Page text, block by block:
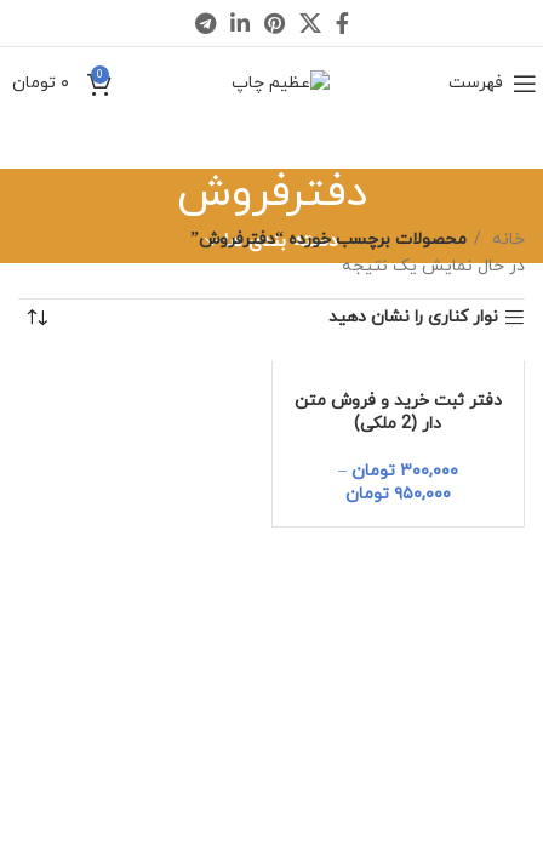
فهرست 0 ۰ تومان
دفترفروش
دسته بندی ها خانه
محصولات برچسب خورده “دفترفروش”
در حال نمایش یک نتیجه
نوار کناری را نشان دهید
دفتر ثبت خرید و فروش متن
دار (2 ملکی)
۳۰۰,۰۰۰ تومان –
۹۵۰,۰۰۰ تومان